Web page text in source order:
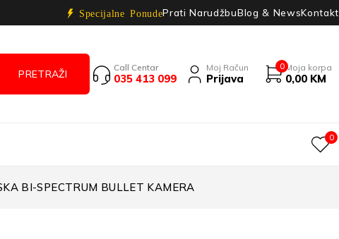
Specijalne PonudePrati NarudžbuBlog & NewsKontakt
Call Centar
035 413 099
Moj Račun
Prijava
0 Moja korpa
0,00 KM
0
BI-SPECTRUM BULLET KAMERA